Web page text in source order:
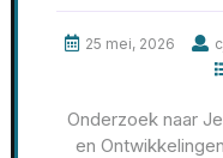
25 mei, 2026
Onderzoek naar
en